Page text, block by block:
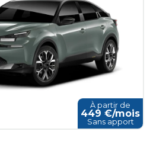
À partir de
449 €/mois
Sans apport